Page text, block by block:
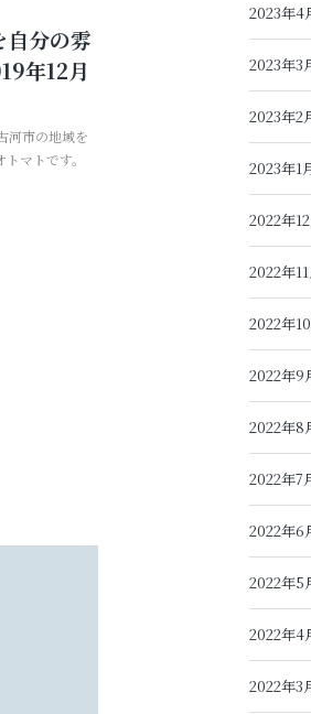
自分の雰
年12月
河市の地域を
マトです。
2023年4
2023年3
2023年2
2023年1
2022年
2022年11
2022年
2022年9
2022年8
2022年7
2022年6
2022年5
2022年4
2022年3